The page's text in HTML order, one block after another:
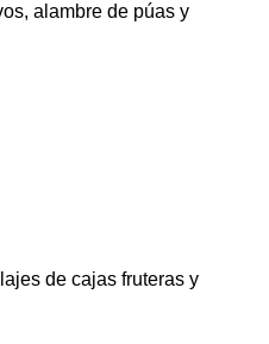
alambre de púas y
de cajas fruteras y